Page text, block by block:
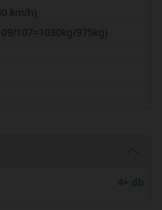
km/h)
107=1030kg/975kg)
4+ db